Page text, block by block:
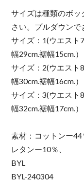
サイズは種類のボ
さい。プルダウンで
サイズ：1(ウエスト
幅29cm.裾幅15cm.）
サイズ：2(ウエスト
幅30cm.裾幅16cm.）
サイズ：3(ウエスト
幅32cm.裾幅17cm.）
素材：コットンー
レタンー10％、
BYL
BYL-240304